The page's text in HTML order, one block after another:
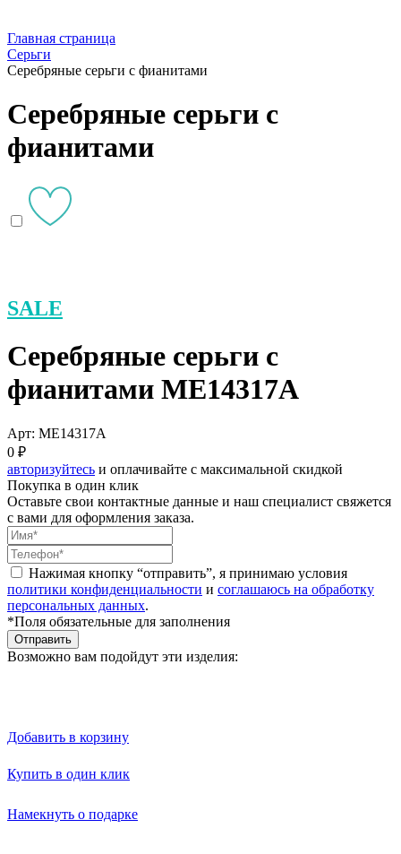
Главная страница
Серьги
Серебряные серьги с фианитами
Серебряные серьги с
фианитами
SALE
Серебряные серьги с
фианитами ME14317A
Арт: ME14317A
0 ₽
авторизуйтесь и оплачивайте с максимальной скидкой
Покупка в один клик
Оставьте свои контактные данные и наш специалист свяжется
с вами для оформления заказа.
Нажимая кнопку “отправить”, я принимаю условия
политики конфиденциальности и соглашаюсь на обработку
персональных данных.
*Поля обязательные для заполнения
Отправить
Возможно вам подойдут эти изделия:
Добавить в корзину
Купить в один клик
Намекнуть о подарке